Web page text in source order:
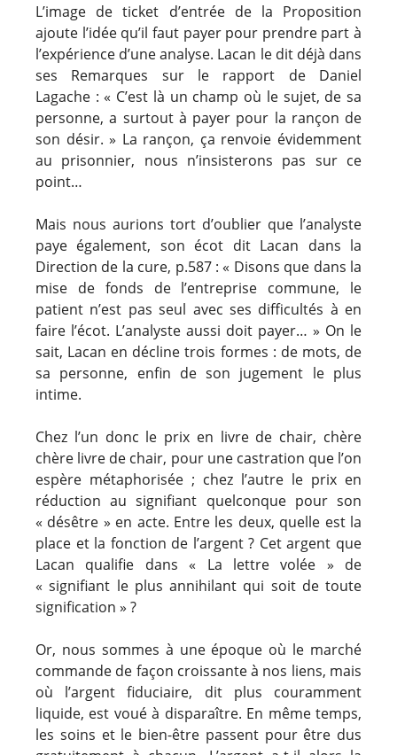
L’image de ticket d’entrée de la Proposition
ajoute l’idée qu’il faut payer pour prendre part à
l’expérience d’une analyse. Lacan le dit déjà dans
ses Remarques sur le rapport de Daniel
Lagache : « C’est là un champ où le sujet, de sa
personne, a surtout à payer pour la rançon de
son désir. » La rançon, ça renvoie évidemment
au prisonnier, nous n’insisterons pas sur ce
point…
Mais nous aurions tort d’oublier que l’analyste
paye également, son écot dit Lacan dans la
Direction de la cure, p.587 : « Disons que dans la
mise de fonds de l’entreprise commune, le
patient n’est pas seul avec ses difficultés à en
faire l’écot. L’analyste aussi doit payer… » On le
sait, Lacan en décline trois formes : de mots, de
sa personne, enfin de son jugement le plus
intime.
Chez l’un donc le prix en livre de chair, chère
chère livre de chair, pour une castration que l’on
espère métaphorisée ; chez l’autre le prix en
réduction au signifiant quelconque pour son
« désêtre » en acte. Entre les deux, quelle est la
place et la fonction de l’argent ? Cet argent que
Lacan qualifie dans « La lettre volée » de
« signifiant le plus annihilant qui soit de toute
signification » ?
Or, nous sommes à une époque où le marché
commande de façon croissante à nos liens, mais
où l’argent fiduciaire, dit plus couramment
liquide, est voué à disparaître. En même temps,
les soins et le bien-être passent pour être dus